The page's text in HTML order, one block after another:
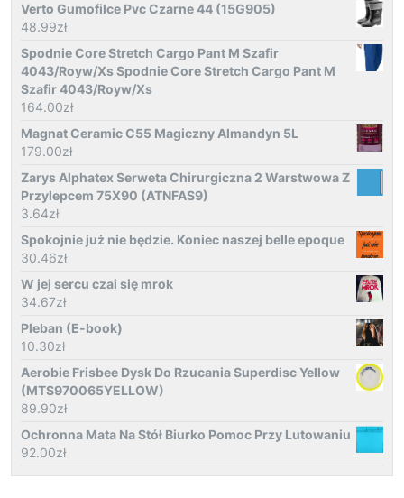
Verto Gumofilce Pvc Czarne 44 (15G905)
48.99zł
Spodnie Core Stretch Cargo Pant M Szafir
4043/Royw/Xs Spodnie Core Stretch Cargo Pant M
Szafir 4043/Royw/Xs
164.00zł
Magnat Ceramic C55 Magiczny Almandyn 5L
179.00zł
Zarys Alphatex Serweta Chirurgiczna 2 Warstwowa Z
Przylepcem 75X90 (ATNFAS9)
3.64zł
Spokojnie już nie będzie. Koniec naszej belle epoque
30.46zł
W jej sercu czai się mrok
34.67zł
Pleban (E-book)
10.30zł
Aerobie Frisbee Dysk Do Rzucania Superdisc Yellow
(MTS970065YELLOW)
89.90zł
Ochronna Mata Na Stół Biurko Pomoc Przy Lutowaniu
92.00zł